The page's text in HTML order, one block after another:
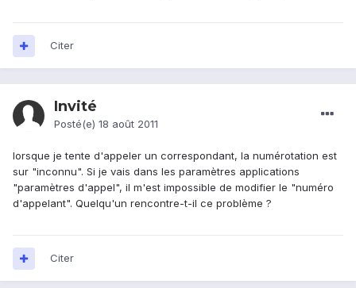
Citer
Invité
Posté(e) 18 août 2011
lorsque je tente d'appeler un correspondant, la numérotation est
sur "inconnu". Si je vais dans les paramètres applications
"paramètres d'appel", il m'est impossible de modifier le "numéro
d'appelant". Quelqu'un rencontre-t-il ce problème ?
Citer